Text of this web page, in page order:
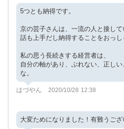
5つとも納得です。
京の芸子さんは、一流の人と接して
話も上手だし納得することをおっし
私の思う長続きする経営者は、
自分の軸があり、ぶれない、正し
な。
はづやん 2020/10/28 12:38
大変ためになりました！有難うござ